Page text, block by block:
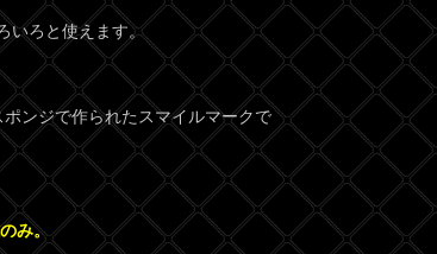
いろと使えます。
ンジで作られたスマイルマークで
み。